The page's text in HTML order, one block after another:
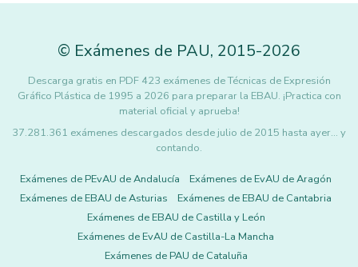
© Exámenes de PAU, 2015-2026
Descarga gratis en PDF 423 exámenes de Técnicas de Expresión
Gráfico Plástica de 1995 a 2026 para preparar la EBAU. ¡Practica con
material oficial y aprueba!
37.281.361 exámenes descargados desde julio de 2015 hasta ayer... y
contando.
Exámenes de PEvAU de Andalucía
Exámenes de EvAU de Aragón
Exámenes de EBAU de Asturias
Exámenes de EBAU de Cantabria
Exámenes de EBAU de Castilla y León
Exámenes de EvAU de Castilla-La Mancha
Exámenes de PAU de Cataluña